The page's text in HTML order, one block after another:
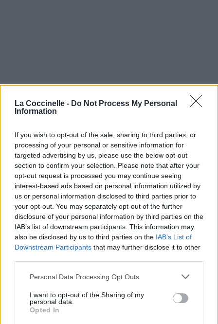
La Coccinelle - Do Not Process My Personal
Information
If you wish to opt-out of the sale, sharing to third parties, or
processing of your personal or sensitive information for
targeted advertising by us, please use the below opt-out
section to confirm your selection. Please note that after your
opt-out request is processed you may continue seeing
interest-based ads based on personal information utilized by
us or personal information disclosed to third parties prior to
your opt-out. You may separately opt-out of the further
disclosure of your personal information by third parties on the
IAB’s list of downstream participants. This information may
also be disclosed by us to third parties on the IAB’s List of
Downstream Participants that may further disclose it to other
Personal Data Processing Opt Outs
I want to opt-out of the Sharing of my
personal data.
Opted In